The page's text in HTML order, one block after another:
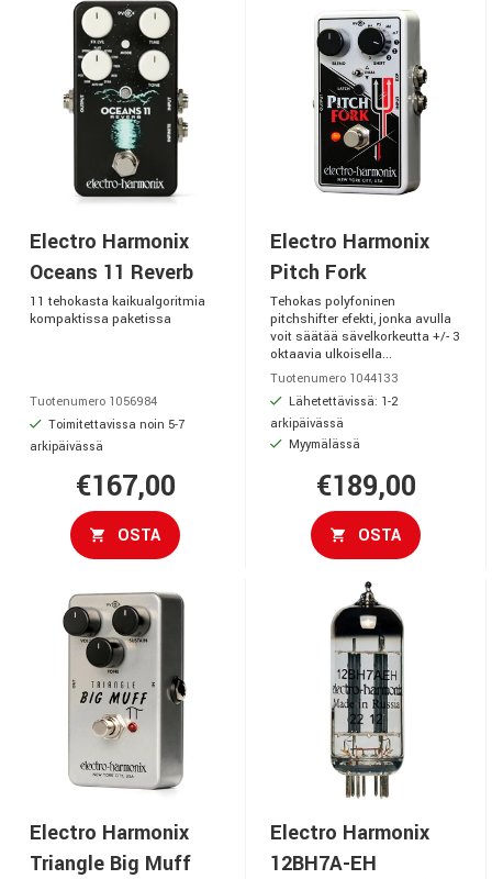
Electro Harmonix
Oceans 11 Reverb
11 tehokasta kaikualgoritmia
kompaktissa paketissa
Tuotenumero 1056984
Toimitettavissa noin 5-7
arkipäivässä
€167,00
OSTA
Electro Harmonix
Pitch Fork
Tehokas polyfoninen
pitchshifter efekti, jonka avulla
voit säätää sävelkorkeutta +/- 3
oktaavia ulkoisella...
Tuotenumero 1044133
Lähetettävissä: 1-2
arkipäivässä
Myymälässä
€189,00
OSTA
Electro Harmonix
Triangle Big Muff
Electro Harmonix
12BH7A-EH